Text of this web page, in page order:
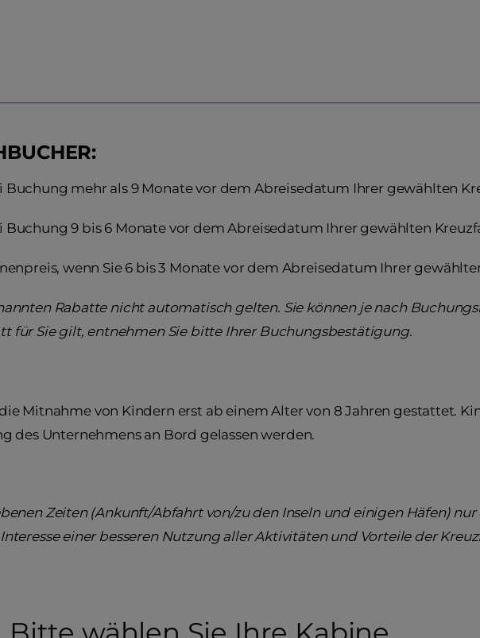
Buchung mehr als 9 Monate vor dem Abreisedatum Ihrer gewählten
Buchung 9 bis 6 Monate vor dem Abreisedatum Ihrer gewählten
wenn Sie 6 bis 3 Monate vor dem Abreisedatum Ihrer
Rabatte nicht automatisch gelten. Sie können je nach
für Sie gilt, entnehmen Sie bitte Ihrer Buchungsbestätigung.
Mitnahme von Kindern erst ab einem Alter von 8 Jahren gestattet.
des Unternehmens an Bord gelassen werden.
Zeiten (Ankunft/Abfahrt von/zu den Inseln und einigen Häfen)
einer besseren Nutzung aller Aktivitäten und Vorteile der